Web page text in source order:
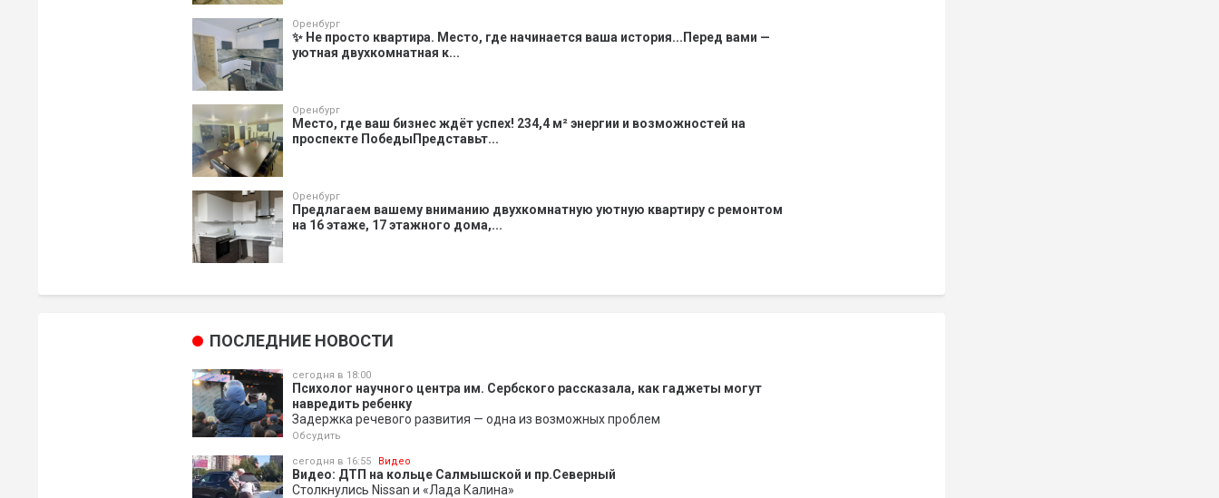
Оренбург
✨ Не просто квартира. Место, где начинается ваша история...Перед вами —
уютная двухкомнатная к...
Оренбург
Место, где ваш бизнес ждёт успех! 234,4 м² энергии и возможностей на
проспекте ПобедыПредставьт...
Оренбург
Предлагаем вашему вниманию двухкомнатную уютную квартиру с ремонтом
на 16 этаже, 17 этажного дома,...
ПОСЛЕДНИЕ НОВОСТИ
сегодня в 18:00
Психолог научного центра им. Сербского рассказала, как гаджеты могут
навредить ребенку
Задержка речевого развития — одна из возможных проблем
Обсудить
сегодня в 16:55 Видео
Видео: ДТП на кольце Салмышской и пр.Северный
Столкнулись Nissan и «Лада Калина»